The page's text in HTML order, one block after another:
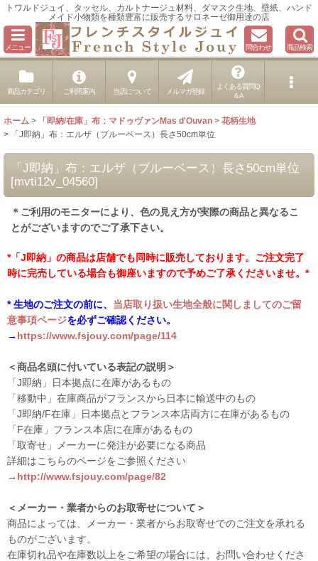
トワルドジュイ、タッセル、カルトナージュ材料、ダマスク生地、壁紙、ハンド
メイド小物類を種類豊富に販売するサロネーゼ御用達の店
メニュー 問合わせ 商品検索
商品カテゴリ ご利用案内 当店について メルマガ登録
よくある質問Q
＆A
ホーム > 「即納/在庫」布：マドゥヴァンMas d'Ouvan > 花柄生地
>
「J即納」布：エルザ（ブルーベース）長さ50cm単位
「J即納」布：エルザ（ブルーベース）長さ50cm単位
[mvti12v_04560]
＊ご利用のモニターにより、色の見え方が実際の商品と異なるこ
とがございますのでご了承下さい。
*「J即納」の商品は店舗でも同時に販売しております。ご注文完了
時に完売している場合も御座いますので予めご了承くださいませ。*
* 生地のご注文の前に、 当店取り扱い生地全般に関しましてのご留
意事項ページを必ずご確認ください。
→ https://www.fsjouy.com/page/114
＜商品名頭に付いている表記の説明＞
「J即納」日本拠点に在庫があるもの
「移動中」在庫商品がフランスから日本に輸送中のもの
「J即納/F在庫」日本拠点とフランス本店両方に在庫があるもの
「F在庫」フランス本店に在庫があるもの
「取寄せ」メーカーに発注が必要になる商品
詳細はこちらのページをご参照ください
→ http://www.fsjouy.com/page/82
＜メーカー・業者からのお取寄せについて＞
商品によっては、メーカー・業者からお取寄せでのご注文を承れる
ものがございます。
在庫切れ品や在庫数以上をご希望の場合には、お問い合わせくださ